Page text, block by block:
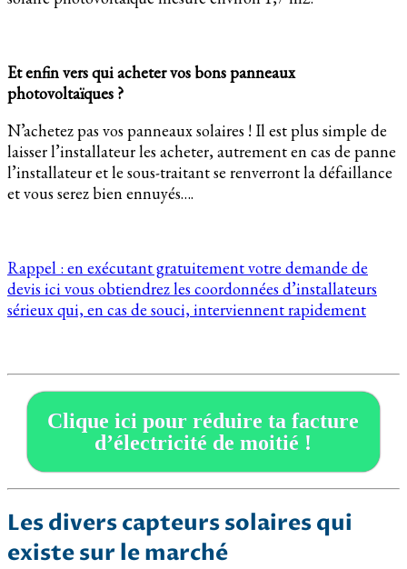
Et enfin vers qui acheter vos bons panneaux
photovoltaïques ?
N’achetez pas vos panneaux solaires ! Il est plus simple de
laisser l’installateur les acheter, autrement en cas de panne
l’installateur et le sous-traitant se renverront la défaillance
et vous serez bien ennuyés….
Rappel : en exécutant gratuitement votre demande de
devis ici vous obtiendrez les coordonnées d’installateurs
sérieux qui, en cas de souci, interviennent rapidement
Clique ici pour réduire ta facture
d’électricité de moitié !
Les divers capteurs solaires qui
existe sur le marché